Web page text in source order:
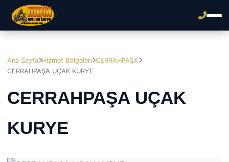
Ana Sayfa Hizmet Bölgeleri CERRAHPAŞA
CERRAHPAŞA UÇAK KURYE
CERRAHPAŞA UÇAK
KURYE